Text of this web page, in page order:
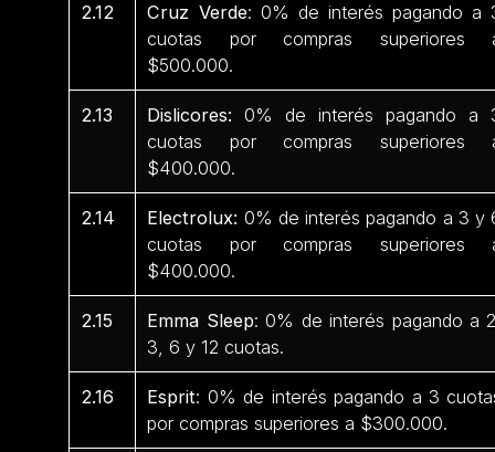
2.12 Cruz Verde: 0% de interés pagando a
cuotas por compras superiores
$500.000.
2.13 Dislicores: 0% de interés pagando a
cuotas por compras superiores
$400.000.
2.14 Electrolux: 0% de interés pagando a 3 y
cuotas por compras superiores
$400.000.
2.15 Emma Sleep: 0% de interés pagando a
3, 6 y 12 cuotas.
2.16 Esprit: 0% de interés pagando a 3
por compras superiores a $300.000.